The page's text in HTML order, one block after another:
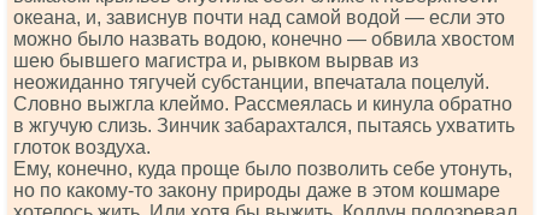
океана, и, зависнув почти над самой водой — если это
можно было назвать водою, конечно — обвила хвостом
шею бывшего магистра и, рывком вырвав из
неожиданно тягучей субстанции, впечатала поцелуй.
Словно выжгла клеймо. Рассмеялась и кинула обратно
в жгучую слизь. Зинчик забарахтался, пытаясь ухватить
глоток воздуха.
Ему, конечно, куда проще было позволить себе утонуть,
но по какому-то закону природы даже в этом кошмаре